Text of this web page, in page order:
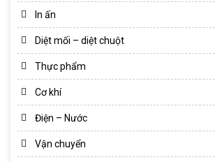
In ấn
Diệt mối – diệt chuột
Thực phẩm
Cơ khí
Điện – Nước
Vận chuyển